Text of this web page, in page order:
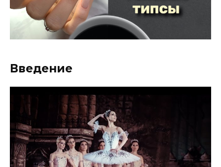
Введение